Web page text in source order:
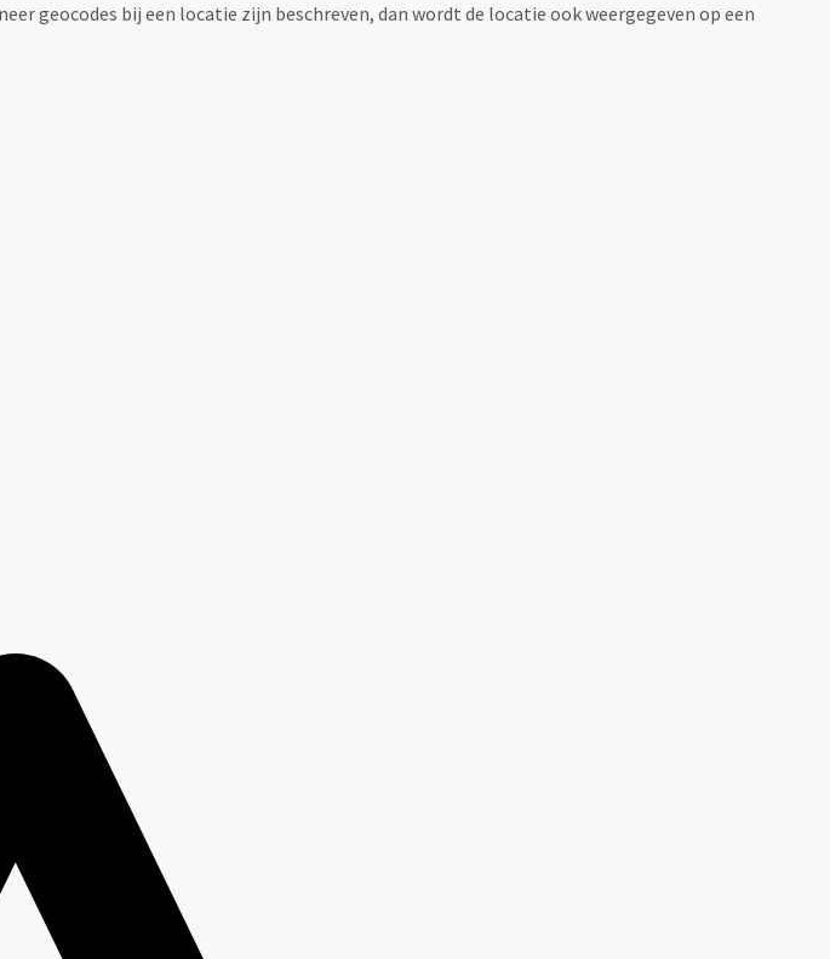
geocodes bij een locatie zijn beschreven, dan wordt de locatie ook weergegeven op een